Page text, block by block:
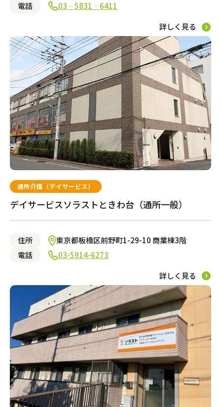
電話
03‐5831‐6411
詳しく見る
通所介護（デイサービス）
デイサービスソラストときわ台（通所一般）
住所
東京都板橋区前野町1-29-10 商業棟3階
電話
03-5914-6273
詳しく見る
訪問マッサージ
サービスの相談をする
居宅介護支援
福祉用具レンタル・販売
この条件で絞り込む